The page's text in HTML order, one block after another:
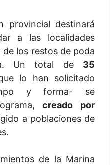
provincial destinará
a las localidades
los restos de poda
Un total de 35
lo han solicitado
y forma- se
creado por
a poblaciones de
de la Marina